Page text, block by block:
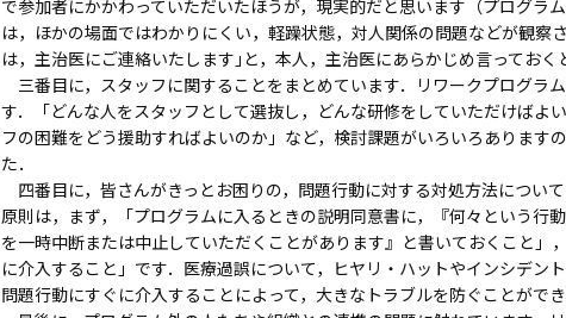
で参加者にかかわっていただいたほうが，現実的だと思います（プログラ
は，ほかの場面ではわかりにくい，軽躁状態，対人関係の問題などが観察
は，主治医にご連絡いたします｣と，本人，主治医にあらかじめ言っておく
三番目に，スタッフに関することをまとめています．リワークプログラ
す．「どんな人をスタッフとして選抜し，どんな研修をしていただけばよ
フの困難をどう援助すればよいのか」など，検討課題がいろいろあります
た．
四番目に，皆さんがきっとお困りの，問題行動に対する対処方法につい
原則は，まず，「プログラムに入るときの説明同意書に，『何々という行
を一時中断または中止していただくことがあります』と書いておくこと」
に介入すること」です．医療過誤について，ヒヤリ・ハットやインシデン
問題行動にすぐに介入することによって，大きなトラブルを防ぐことができ